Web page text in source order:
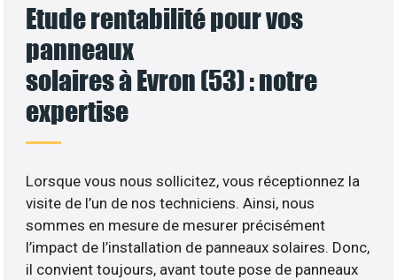
Etude rentabilité pour vos
panneaux
solaires à Evron (53) : notre
expertise
Lorsque vous nous sollicitez, vous réceptionnez la
visite de l’un de nos techniciens. Ainsi, nous
sommes en mesure de mesurer précisément
l’impact de l’installation de panneaux solaires. Donc,
il convient toujours, avant toute pose de panneaux